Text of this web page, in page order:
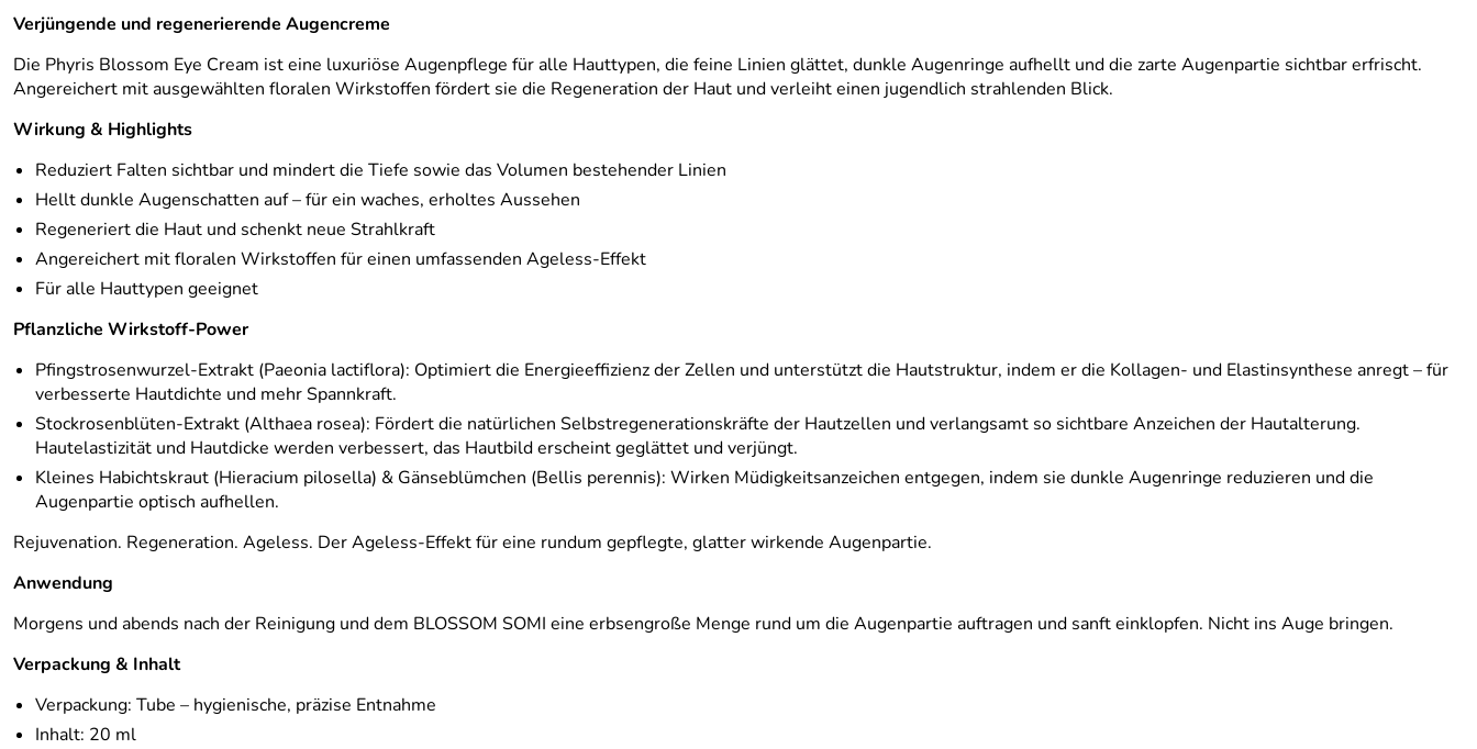
Verjüngende und regenerierende Augencreme
Die Phyris Blossom Eye Cream ist eine luxuriöse Augenpflege für alle Hauttypen, die feine Linien glättet, dunkle Augenringe aufhellt und die zarte Augenpartie sichtbar erfrischt.
Angereichert mit ausgewählten floralen Wirkstoffen fördert sie die Regeneration der Haut und verleiht einen jugendlich strahlenden Blick.
Wirkung & Highlights
Reduziert Falten sichtbar und mindert die Tiefe sowie das Volumen bestehender Linien
Hellt dunkle Augenschatten auf – für ein waches, erholtes Aussehen
Regeneriert die Haut und schenkt neue Strahlkraft
Angereichert mit floralen Wirkstoffen für einen umfassenden Ageless-Effekt
Für alle Hauttypen geeignet
Pflanzliche Wirkstoff-Power
Pfingstrosenwurzel-Extrakt (Paeonia lactiflora): Optimiert die Energieeffizienz der Zellen und unterstützt die Hautstruktur, indem er die Kollagen- und Elastinsynthese anregt – für
verbesserte Hautdichte und mehr Spannkraft.
Stockrosenblüten-Extrakt (Althaea rosea): Fördert die natürlichen Selbstregenerationskräfte der Hautzellen und verlangsamt so sichtbare Anzeichen der Hautalterung.
Hautelastizität und Hautdicke werden verbessert, das Hautbild erscheint geglättet und verjüngt.
Kleines Habichtskraut (Hieracium pilosella) & Gänseblümchen (Bellis perennis): Wirken Müdigkeitsanzeichen entgegen, indem sie dunkle Augenringe reduzieren und die
Augenpartie optisch aufhellen.
Rejuvenation. Regeneration. Ageless. Der Ageless-Effekt für eine rundum gepflegte, glatter wirkende Augenpartie.
Anwendung
Morgens und abends nach der Reinigung und dem BLOSSOM SOMI eine erbsengroße Menge rund um die Augenpartie auftragen und sanft einklopfen. Nicht ins Auge bringen.
Verpackung & Inhalt
Verpackung: Tube – hygienische, präzise Entnahme
Inhalt: 20 ml